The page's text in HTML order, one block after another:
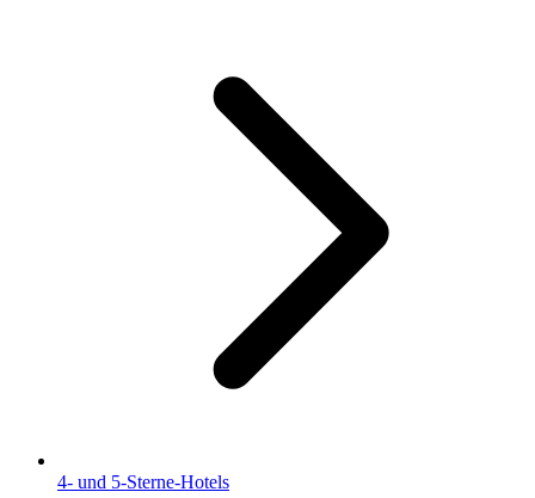
4- und 5-Sterne-Hotels